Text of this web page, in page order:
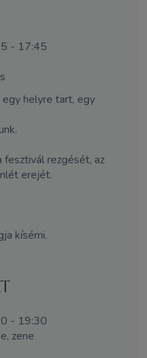
- 17:45
helyre tart, egy
fesztivál rezgését, az
erejét.
kísérni.
- 19:30
zene